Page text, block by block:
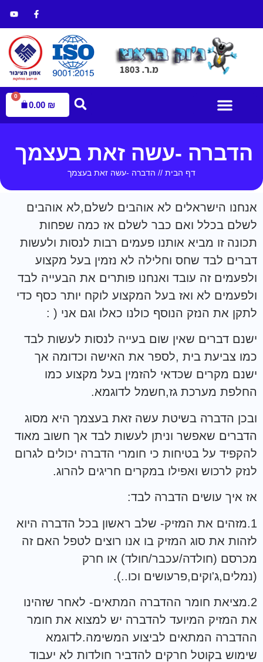
0.00 ₪
0
הדברה -עשה זאת בעצמך
דף הבית // הדברה -עשה זאת בעצמך
אנחנו הישראלים לא אוהבים לשלם,לא אוהבים
לשלם בכלל ואם כבר לשלם אז כמה שפחות
תכונה זו מביא אותנו פעמים רבות לנסות ולעשות
דברים לבד שחס וחלילה לא נזמין בעל מקצוע
ולפעמים זה עובד ואנחנו פותרים את הבעייה לבד
ולפעמים לא ואז בעל המקצוע לוקח יותר כסף כדי
לתקן את הנזק הנוסף כולנו כאלו וגם אני ( :
ישנם דברים שאין שום בעייה לנסות לעשות לבד
כמו צביעת בית ,לספר את האישה וכדומה אך
ישנם מקרים שכדאי להזמין בעל מקצוע כמו
החלפת מערכת גז,חשמל לדוגמא.
ובכן הדברה בשיטת עשה זאת בעצמך היא מסוג
הדברים שאפשר וניתן לעשות לבד אך חשוב מאוד
להקפיד על בטיחות כי חומרי הדברה יכולים לגרום
לנזק לרכוש ואפילו במקרים חריגים להרוג.
אז איך עושים הדברה לבד:
1.מזהים את המזיק- שלב ראשון בכל הדברה היוא
לזהות את סוג המזיק בו אנו רוצים לטפל האם זה
מכרסם (חולדה/עכבר/חולד) או חרק
(נמלים,ג'וקים,פרעושים וכו..).
2.מציאת חומר ההדברה המתאים- לאחר שזהינו
את המזיק המיועד להדברה יש למצוא את חומר
ההדברה המתאים לביצוע המשימה.לדוגמא
שימוש בקוטל חרקים להדביר חולדות לא יעבוד